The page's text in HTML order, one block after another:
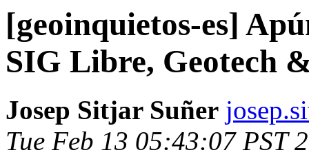
[geoinquietos-es]
SIG Libre, Geotech
Josep Sitjar Suñer
Tue Feb 13 05:43:07 PST